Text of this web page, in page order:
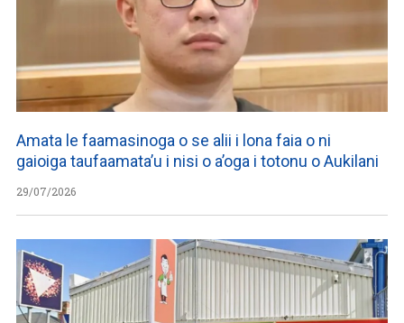
Amata le faamasinoga o se alii i lona faia o ni
gaioiga taufaamata’u i nisi o a’oga i totonu o Aukilani
29/07/2026